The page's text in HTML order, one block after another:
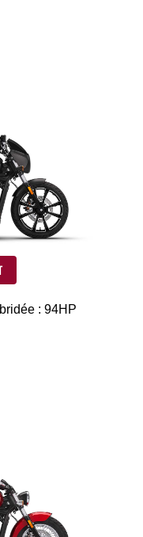
: 94HP